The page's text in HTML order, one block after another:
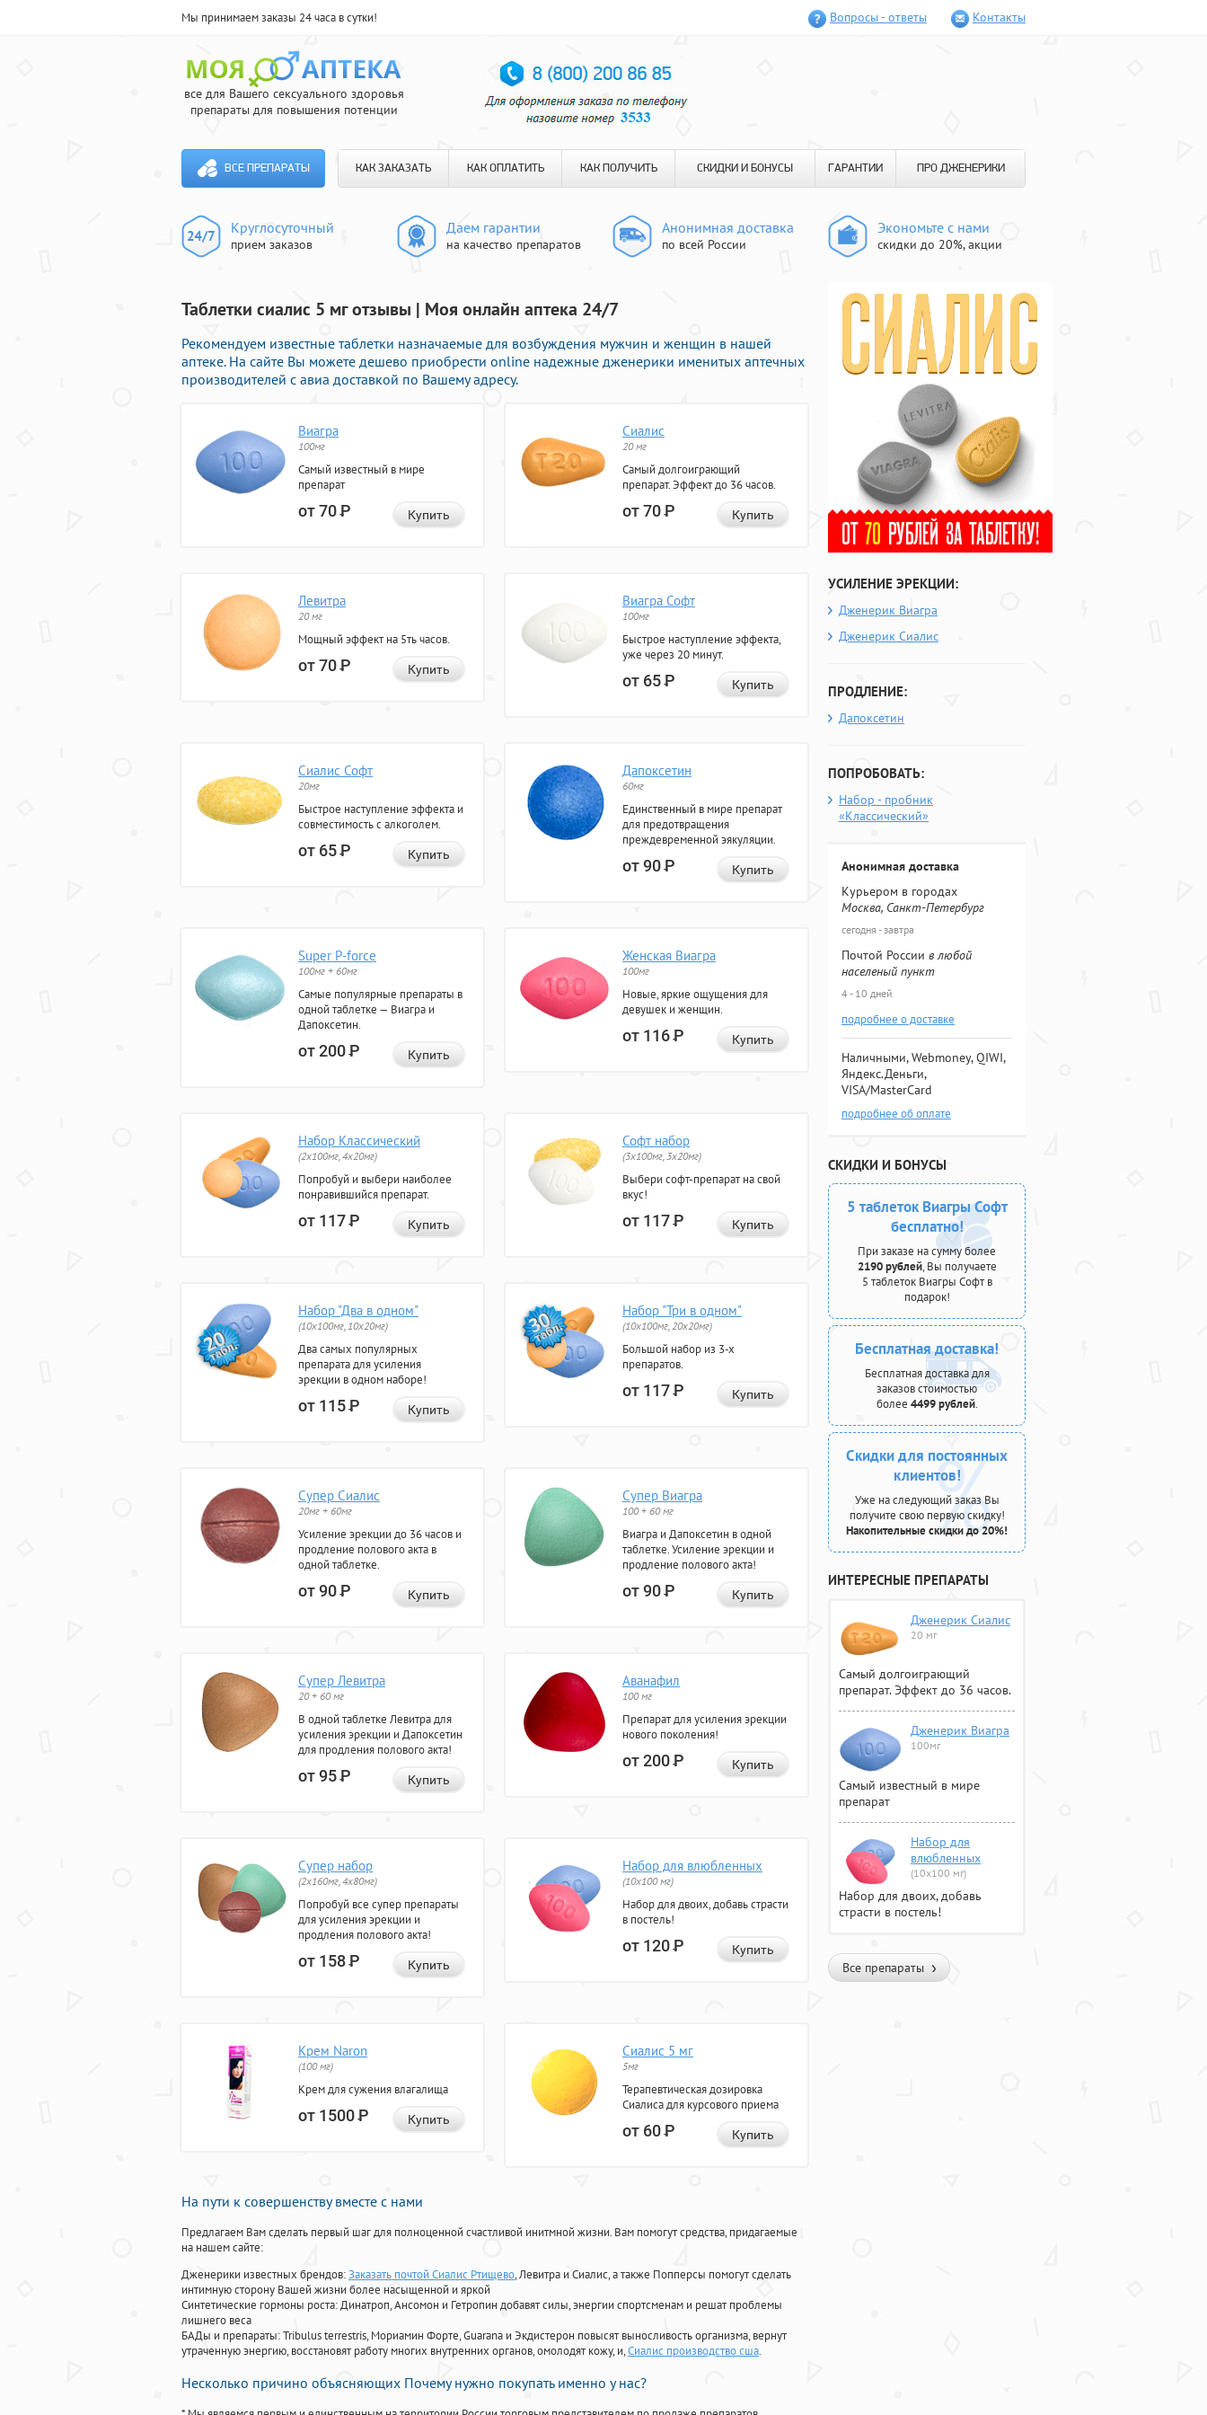
Мы принимаем заказы 24 часа в сутки! Вопросы - ответы Контакты
все для Вашего сексуального здоровья
препараты для повышения потенции
ВСЕ ПРЕПАРАТЫ КАК ЗАКАЗАТЬ КАК ОПЛАТИТЬ КАК ПОЛУЧИТЬ СКИДКИ И БОНУСЫ ГАРАНТИИ ПРО ДЖЕНЕРИКИ
Круглосуточный
прием заказов
Даем гарантии
на качество препаратов
Анонимная доставка
по всей России
Экономьте с нами
скидки до 20%, акции
Таблетки сиалис 5 мг отзывы | Моя онлайн аптека 24/7
Рекомендуем известные таблетки назначаемые для возбуждения мужчин и женщин в нашей
аптеке. На сайте Вы можете дешево приобрести online надежные дженерики именитых аптечных
производителей с авиа доставкой по Вашему адресу.
Виагра
100мг
Самый известный в мире
препарат
от 70Р Купить
Сиалис
20 мг
Самый долгоиграющий
препарат. Эффект до 36 часов.
от 70Р Купить
Левитра
20 мг
Мощный эффект на 5ть часов.
от 70Р Купить
Виагра Софт
100мг
Быстрое наступление эффекта,
уже через 20 минут.
от 65Р Купить
Сиалис Софт
20мг
Быстрое наступление эффекта и
совместимость с алкоголем.
от 65Р Купить
Дапоксетин
60мг
Единственный в мире препарат
для предотвращения
преждевременной эякуляции.
от 90Р Купить
Super P-force
100мг + 60мг
Самые популярные препараты в
одной таблетке — Виагра и
Дапоксетин.
от 200Р Купить
Женская Виагра
100мг
Новые, яркие ощущения для
девушек и женщин.
от 116Р Купить
Набор Классический
(2x100мг, 4x20мг)
Попробуй и выбери наиболее
понравившийся препарат.
от 117Р Купить
Софт набор
(3x100мг, 3x20мг)
Выбери софт-препарат на свой
вкус!
от 117Р Купить
Набор "Два в одном"
(10x100мг, 10x20мг)
Два самых популярных
препарата для усиления
эрекции в одном наборе!
от 115Р Купить
Набор "Три в одном"
(10x100мг, 20x20мг)
Большой набор из 3-х
препаратов.
от 117Р Купить
Супер Сиалис
20мг + 60мг
Усиление эрекции до 36 часов и
продление полового акта в
одной таблетке.
от 90Р Купить
Супер Виагра
100 + 60 мг
Виагра и Дапоксетин в одной
таблетке. Усиление эрекции и
продление полового акта!
от 90Р Купить
Супер Левитра
20 + 60 мг
В одной таблетке Левитра для
усиления эрекции и Дапоксетин
для продления полового акта!
от 95Р Купить
Аванафил
100 мг
Препарат для усиления эрекции
нового поколения!
от 200Р Купить
Супер набор
(2х160мг, 4х80мг)
Попробуй все супер препараты
для усиления эрекции и
продления полового акта!
от 158Р Купить
Набор для влюбленных
(10х100 мг)
Набор для двоих, добавь страсти
в постель!
от 120Р Купить
Крем Naron
(100 мг)
Крем для сужения влагалища
от 1500Р Купить
Сиалис 5 мг
5мг
Терапевтическая дозировка
Сиалиса для курсового приема
от 60Р Купить
На пути к совершенству вместе с нами
Предлагаем Вам сделать первый шаг для полноценной счастливой инитмной жизни. Вам помогут средства, придагаемые
на нашем сайте:
Дженерики известных брендов:Заказать почтой Сиалис Ртищево, Левитра и Сиалис, а также Попперсы помогут сделать
интимную сторону Вашей жизни более насыщенной и яркой
Синтетические гормоны роста: Динатроп, Ансомон и Гетропин добавят силы, энергии спортсменам и решат проблемы
лишнего веса
БАДы и препараты:Tribulus terrestris, Мориамин Форте, Guarana и Экдистерон повысят выносливость организма, вернут
утраченную энергию, восстановят работу многих внутренних органов, омолодят кожу, и,Сиалис производство сша.
Несколько причино объясняющих Почему нужно покупать именно у нас?
УСИЛЕНИЕ ЭРЕКЦИИ:
Дженерик Виагра
Дженерик Сиалис
ПРОДЛЕНИЕ:
Дапоксетин
ПОПРОБОВАТЬ:
Набор - пробник
«Классический»
Анонимная доставка
Курьером в городах
Москва, Санкт-Петербург
сегодня - завтра
Почтой России в любой
населеный пункт
4 - 10 дней
подробнее о доставке
Наличными, Webmoney, QIWI,
Яндекс.Деньги,
VISA/MasterCard
подробнее об оплате
СКИДКИ И БОНУСЫ
5 таблеток Виагры Софт
бесплатно!
При заказе на сумму более
2190 рублей, Вы получаете
5 таблеток Виагры Софт в
подарок!
Бесплатная доставка!
Бесплатная доставка для
заказов стоимостью
более 4499 рублей.
Скидки для постоянных
клиентов!
Уже на следующий заказ Вы
получите свою первую скидку!
Накопительные скидки до 20%!
ИНТЕРЕСНЫЕ ПРЕПАРАТЫ
Дженерик Сиалис
20 мг
Самый долгоиграющий
препарат. Эффект до 36 часов.
Дженерик Виагра
100мг
Самый известный в мире
препарат
Набор для
влюбленных
(10х100 мг)
Набор для двоих, добавь
страсти в постель!
Все препараты